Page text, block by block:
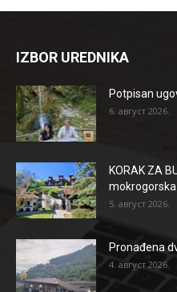
IZBOR UREDNIKA
Potpisan
6. август 2026.
KORAK ZA
5. август 2026.
Pronađena
4. август 2026.